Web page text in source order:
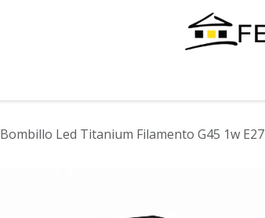
Bombillo Led Titanium Filamento G45 1w